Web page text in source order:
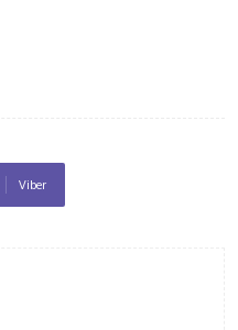
Viber